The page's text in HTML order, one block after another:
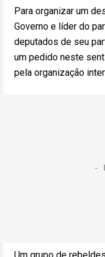
Para organizar um
Governo e líder do
deputados de seu
um pedido neste
pela organização